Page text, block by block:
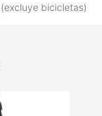
(excluye bicicletas)